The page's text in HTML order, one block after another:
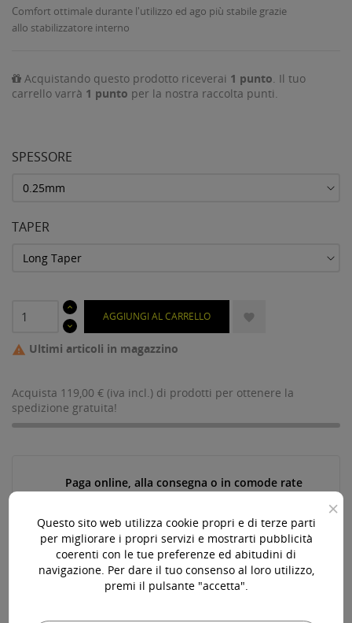
Comfort ottimale durante l'utilizzo ed ago più stabile grazie
allo stabilizzatore interno
Acquistando questo prodotto riceverai 1 punto . Il tuo
carrello varrà 1 punto per la nostra raccolta punti.
SPESSORE
TAPER
AGGIUNGI AL CARRELLO 
 Ultimi articoli in magazzino
Acquista 119,00 € (iva incl.) di prodotti per ottenere la
spedizione gratuita!
Paga online, alla consegna o in comode rate
Consegna in 24-48 ore lavorative*
×
Questo sito web utilizza cookie propri e di terze parti
per migliorare i propri servizi e mostrarti pubblicità
coerenti con le tue preferenze ed abitudini di
navigazione. Per dare il tuo consenso al loro utilizzo,
premi il pulsante "accetta".